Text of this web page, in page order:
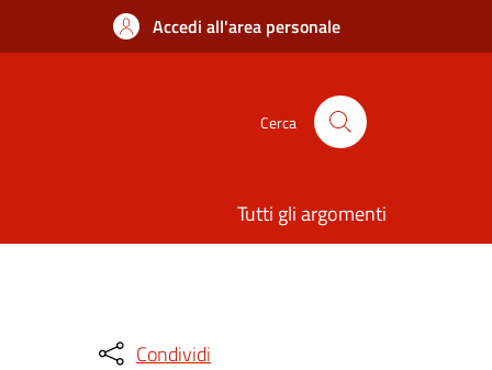
Accedi all'area personale
Cerca
Tutti gli argomenti
Condividi